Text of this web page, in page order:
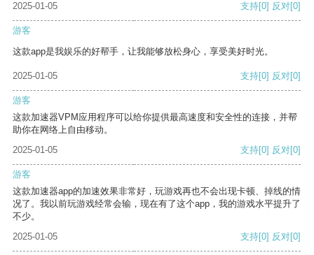
2025-01-05 支持[0] 反对[0]
游客
这款app是我娱乐的好帮手，让我能够放松身心，享受美好时光。
2025-01-05 支持[0] 反对[0]
游客
这款加速器VPM应用程序可以给你提供最高速度和安全性的连接，并帮
助你在网络上自由移动。
2025-01-05
支持[0] 反对[0]
游客
这款加速器app的加速效果非常好，玩游戏再也不会出现卡顿、掉线的情
况了。我以前玩游戏经常会输，现在有了这个app，我的游戏水平提升了
不少。
2025-01-05
支持[0] 反对[0]